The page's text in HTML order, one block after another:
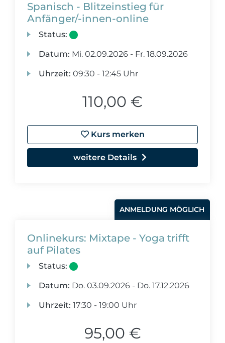
Spanisch - Blitzeinstieg für
Anfänger/-innen-online
Status:
Datum: Mi. 02.09.2026 - Fr. 18.09.2026
Uhrzeit: 09:30 - 12:45 Uhr
110,00 €
Kurs merken
weitere Details
ANMELDUNG MÖGLICH
Onlinekurs: Mixtape - Yoga trifft
auf Pilates
Status:
Datum: Do. 03.09.2026 - Do. 17.12.2026
Uhrzeit: 17:30 - 19:00 Uhr
95,00 €